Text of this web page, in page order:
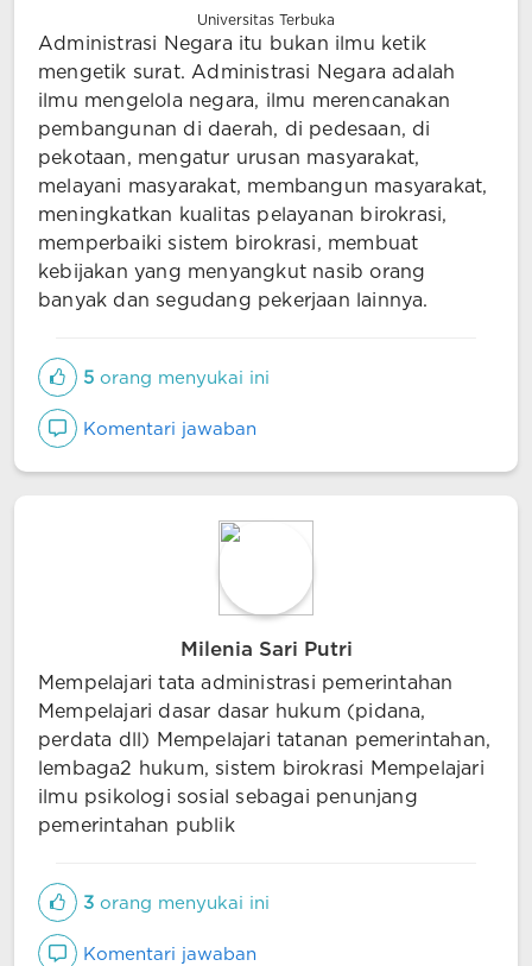
Universitas Terbuka
Administrasi Negara itu bukan ilmu ketik
mengetik surat. Administrasi Negara adalah
ilmu mengelola negara, ilmu merencanakan
pembangunan di daerah, di pedesaan, di
pekotaan, mengatur urusan masyarakat,
melayani masyarakat, membangun masyarakat,
meningkatkan kualitas pelayanan birokrasi,
memperbaiki sistem birokrasi, membuat
kebijakan yang menyangkut nasib orang
banyak dan segudang pekerjaan lainnya.
5 orang menyukai ini
Komentari jawaban
Milenia Sari Putri
Mempelajari tata administrasi pemerintahan
Mempelajari dasar dasar hukum (pidana,
perdata dll) Mempelajari tatanan pemerintahan,
lembaga2 hukum, sistem birokrasi Mempelajari
ilmu psikologi sosial sebagai penunjang
pemerintahan publik
3 orang menyukai ini
Komentari jawaban